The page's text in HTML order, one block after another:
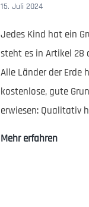
15. Juli 2024
Jedes Kind hat ein
steht es in Artikel 28
Alle Länder der Erde
kostenlose, gute
erwiesen: Qualitativ
Mehr erfahren35.